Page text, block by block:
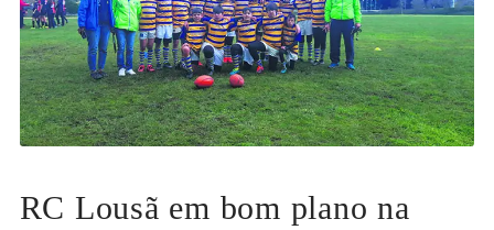
RC Lousã em bom plano na